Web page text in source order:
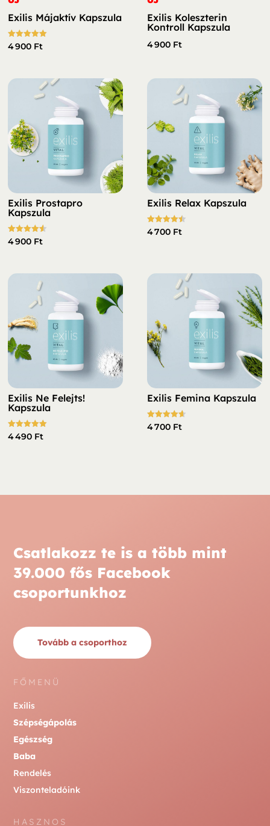
Exilis Májaktív Kapszula
Értékelés:
5.00
4 900 Ft
Exilis Koleszterin
Kontroll Kapszula
4 900 Ft
Exilis Prostapro
Kapszula
Értékelés:
4.50
4 900 Ft
Exilis Relax Kapszula
Értékelés:
4.50
4 700 Ft
Exilis Ne Felejts!
Kapszula
Értékelés:
5.00
4 490 Ft
Exilis Femina Kapszula
Értékelés:
4.61
4 700 Ft
Csatlakozz te is a több mint
39.000 fős Facebook
csoportunkhoz
Tovább a csoporthoz
FŐMENÜ
Exilis
Szépségápolás
Egészség
Baba
Rendelés
Viszonteladóink
HASZNOS